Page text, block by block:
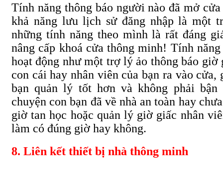
Tính năng thông báo người nào đã mở
khả năng lưu lịch sử đăng nhập là một
những tính năng theo mình là rất đáng
nâng cấp khoá cửa thông minh! Tính năng
hoạt động như một trợ lý ảo thông báo giờ
con cái hay nhân viên của bạn ra vào cửa,
bạn quản lý tốt hơn và không phải bận
chuyện con bạn đã về nhà an toàn hay
giờ tan học hoặc quản lý giờ giấc nhân
làm có đúng giờ hay không.
8. Liên kết thiết bị nhà thông minh